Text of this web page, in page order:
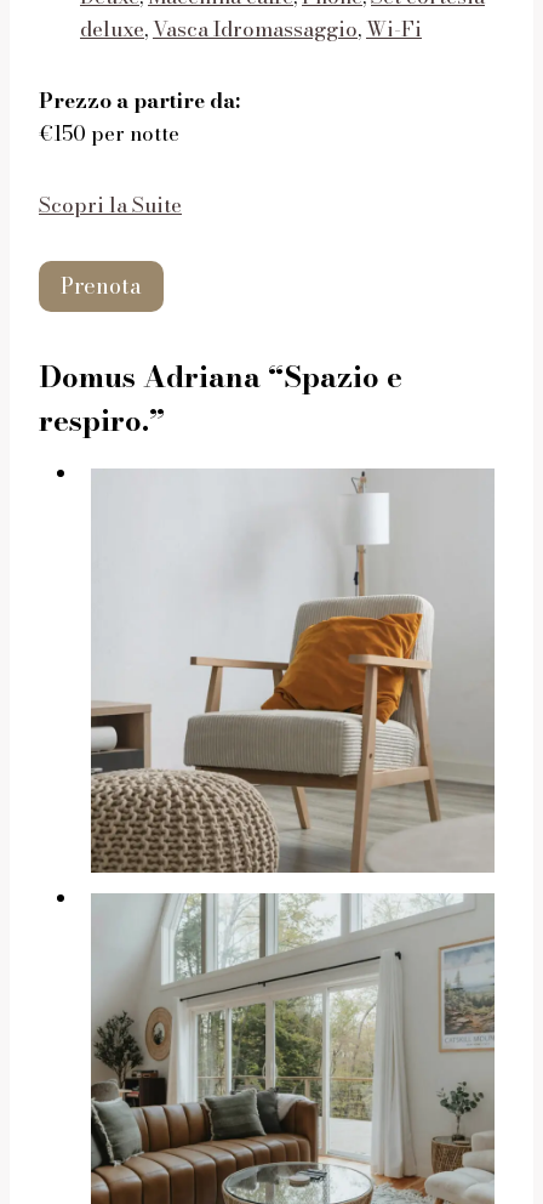
deluxe,Vasca Idromassaggio,Wi-Fi
Prezzo a partire da:
€150 per notte
Scopri la Suite
Prenota
Domus Adriana “Spazio e
respiro.”